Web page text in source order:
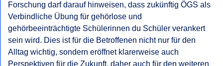
Forschung darf darauf hinweisen, dass zukünftig ÖGS als
Verbindliche Übung für gehörlose und
gehörbeeinträchtigte Schülerinnen du Schüler verankert
sein wird. Dies ist für die Betroffenen nicht nur für den
Alltag wichtig, sondern eröffnet klarerweise auch
Perspektiven für die Zukunft, daher auch für den weiteren